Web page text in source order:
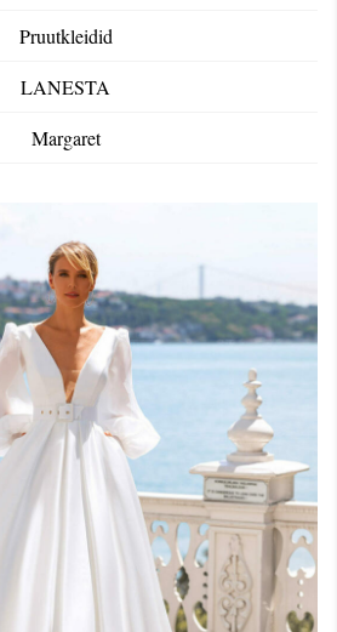
Pruutkleidid
LANESTA
Margaret